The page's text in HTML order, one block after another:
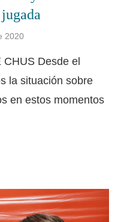
2020
CHUS Desde el
la situación sobre
en estos momentos